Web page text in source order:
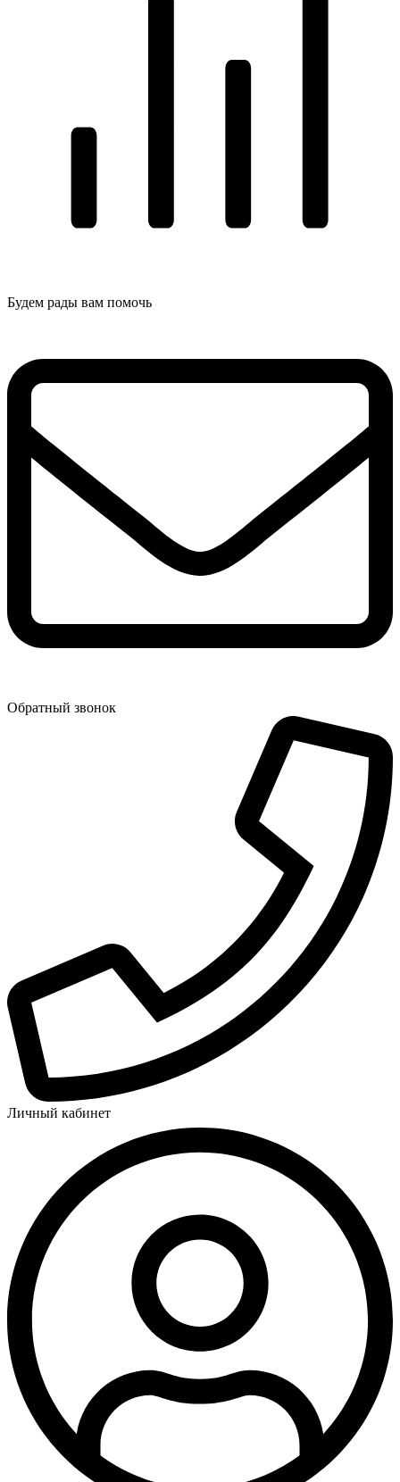
Будем рады вам помочь
Обратный звонок
Личный кабинет